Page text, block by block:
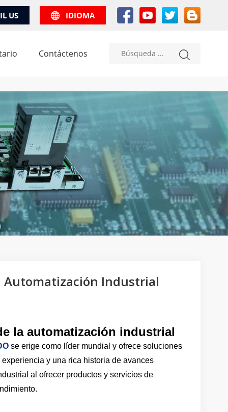
US IDIOMA
Contáctenos
Automatización Industrial
la automatización industrial
se erige como líder mundial y ofrece soluciones
y una rica historia de avances
al ofrecer productos y servicios de